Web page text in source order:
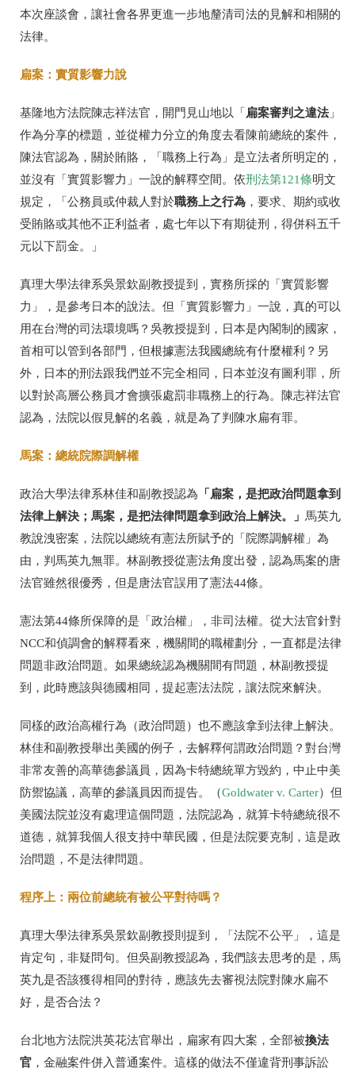
本次座談會，讓社會各界更進一步地釐清司法的見解和相關的
法律。
扁案：實質影響力說
基隆地方法院陳志祥法官，開門見山地以「 扁案審判之違法」
作為分享的標題，並從權力分立的角度去看陳前總統的案件，
陳法官認為，關於賄賂，「職務上行為」是立法者所明定的，
並沒有「實質影響力」一說的解釋空間。依刑法第121條明文
規定，「公務員或仲裁人對於職務上之行為 ，要求、期約或收
受賄賂或其他不正利益者，處七年以下有期徒刑，得併科五千
元以下罰金。」
真理大學法律系吳景欽副教授提到，實務所採的「實質影響
力」，是參考日本的說法。但「實質影響力」一說，真的可以
用在台灣的司法環境嗎？吳教授提到，日本是內閣制的國家，
首相可以管到各部門，但根據憲法我國總統有什麼權利？另
外，日本的刑法跟我們並不完全相同，日本並沒有圖利罪，所
以對於高層公務員才會擴張處罰非職務上的行為。陳志祥法官
認為，法院以假見解的名義，就是為了判陳水扁有罪。
馬案：總統院際調解權
政治大學法律系林佳和副教授認為 「扁案，是把政治問題拿到
法律上解決；馬案，是把法律問題拿到政治上解決。」 馬英九
教說洩密案，法院以總統有憲法所賦予的「院際調解權」為
由，判馬英九無罪。林副教授從憲法角度出發，認為馬案的唐
法官雖然很優秀，但是唐法官誤用了憲法44條。
憲法第44條所保障的是「政治權」，非司法權。從大法官針對
NCC和偵調會的解釋看來，機關間的職權劃分，一直都是法律
問題非政治問題。如果總統認為機關間有問題，林副教授提
到，此時應該與德國相同，提起憲法法院，讓法院來解決。
同樣的政治高權行為（政治問題）也不應該拿到法律上解決。
林佳和副教授舉出美國的例子，去解釋何謂政治問題？對台灣
非常友善的高華德參議員，因為卡特總統單方毀約，中止中美
防禦協議，高華的參議員因而提告。（Goldwater v. Carter）但
美國法院並沒有處理這個問題，法院認為，就算卡特總統很不
道德，就算我個人很支持中華民國，但是法院要克制，這是政
治問題，不是法律問題。
程序上：兩位前總統有被公平對待嗎？
真理大學法律系吳景欽副教授則提到，「法院不公平」，這是
肯定句，非疑問句。但吳副教授認為，我們該去思考的是，馬
英九是否該獲得相同的對待，應該先去審視法院對陳水扁不
好，是否合法？
台北地方法院洪英花法官舉出，扁家有四大案，全部被換法
官 ，金融案件併入普通案件。這樣的做法不僅違背刑事訴訟